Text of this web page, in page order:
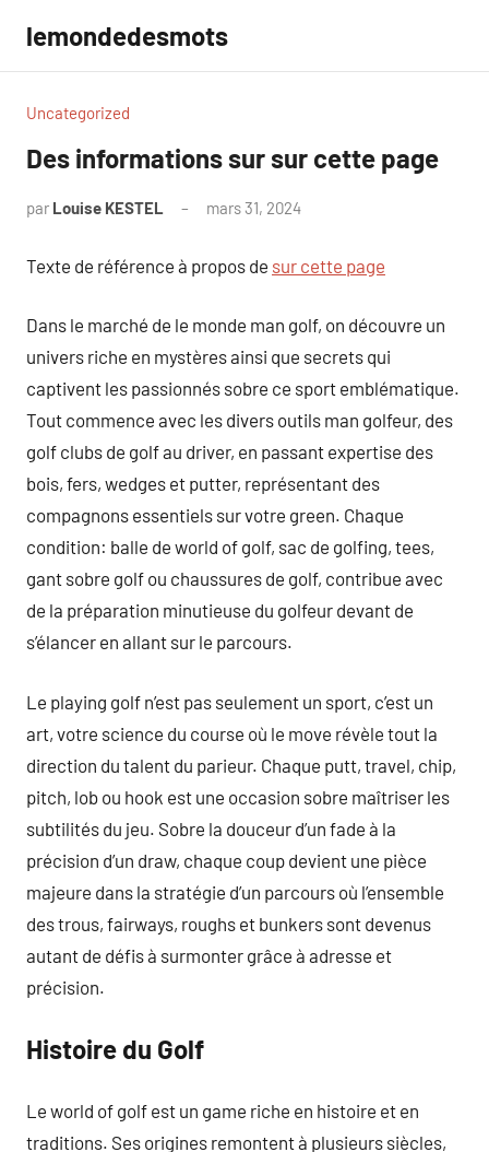
contenu
lemondedesmots
Uncategorized
Des informations sur sur cette page
par Louise KESTEL mars 31, 2024
Texte de référence à propos de sur cette page
Dans le marché de le monde man golf, on découvre un
univers riche en mystères ainsi que secrets qui
captivent les passionnés sobre ce sport emblématique.
Tout commence avec les divers outils man golfeur, des
golf clubs de golf au driver, en passant expertise des
bois, fers, wedges et putter, représentant des
compagnons essentiels sur votre green. Chaque
condition: balle de world of golf, sac de golfing, tees,
gant sobre golf ou chaussures de golf, contribue avec
de la préparation minutieuse du golfeur devant de
s’élancer en allant sur le parcours.
Le playing golf n’est pas seulement un sport, c’est un
art, votre science du course où le move révèle tout la
direction du talent du parieur. Chaque putt, travel, chip,
pitch, lob ou hook est une occasion sobre maîtriser les
subtilités du jeu. Sobre la douceur d’un fade à la
précision d’un draw, chaque coup devient une pièce
majeure dans la stratégie d’un parcours où l’ensemble
des trous, fairways, roughs et bunkers sont devenus
autant de défis à surmonter grâce à adresse et
précision.
Histoire du Golf
Le world of golf est un game riche en histoire et en
traditions. Ses origines remontent à plusieurs siècles,